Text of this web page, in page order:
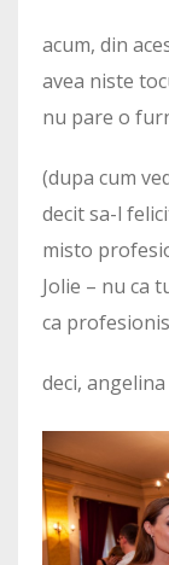
acum, din
avea niste
nu pare o
(dupa cum
decit sa-l
misto
Jolie – nu ca
ca
deci,